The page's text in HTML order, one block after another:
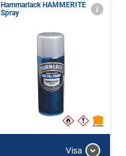
Hammarlack HAMMERITE
Spray
Visa